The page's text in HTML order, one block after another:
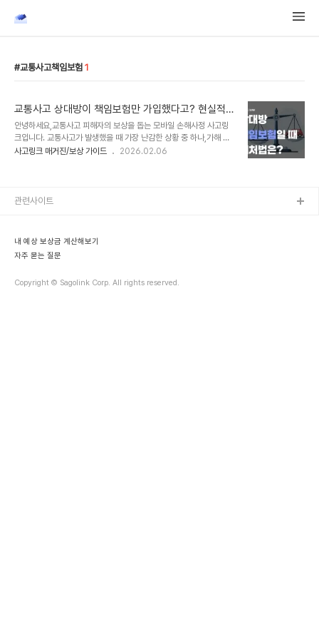
교통사고책임보험 1
교통사고 상대방이 책임보험만 가입했다고? 현실적인
대처법 알아보자
안녕하세요,교통사고 피해자의 보상을 돕는 모바일 손해사정 사고링
크입니다. 교통사고가 발생했을 때 가장 난감한 상황 중 하나,가해 차
량이 종합보험이 아닌 '책임보험’에만 가입된 경우입니다. 일반적으로
억울한 상황이 벌어질 수도 있기 때문인데요. 오늘은 책임보험의 보상
인은 '보상 한도의 유무'에 있습니다. ✅ 종합..
사고링크 매거진/보상 가이드 2026.02.06
내 예상 보상금 계산해보기
자주 묻는 질문
Copyright © Sagolink Corp. All rights reserved.
관련사이트